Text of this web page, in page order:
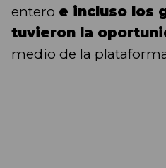
entero e incluso los
tuvieron la
medio de la